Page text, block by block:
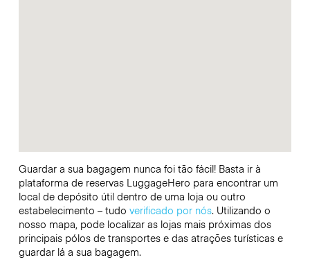
Guardar a sua bagagem nunca foi tão fácil! Basta ir à
plataforma de reservas LuggageHero para encontrar um
local de depósito útil dentro de uma loja ou outro
estabelecimento – tudo verificado por nós. Utilizando o
nosso mapa, pode localizar as lojas mais próximas dos
principais pólos de transportes e das atrações turísticas e
guardar lá a sua bagagem.